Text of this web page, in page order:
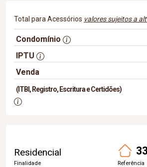
Total para Acessórios valores sujeitos a
Condomínio
IPTU
Venda
(ITBI, Registro, Escritura e Certidões)
Residencial
Finalidade Referência